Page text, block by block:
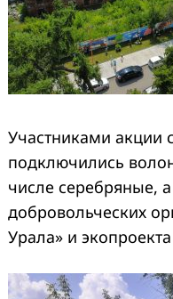
Участниками акции
подключились
числе серебряные,
добровольческих
Урала» и